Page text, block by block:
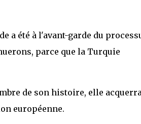
a été à l'avant-garde du
parce que la Turquie
de son histoire, elle
européenne.